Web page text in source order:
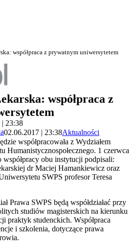
współpraca z prywatnym uniwersytetem
współpraca z
| 23:38
02.06.2017 | 23:38Aktualności
współpracowała z Wydziałem
Humanistycznospołecznego. 1 czerwca
obu instytucji podpisali:
dr Maciej Hamankiewicz oraz
SWPS profesor Teresa
Prawa SWPS będą współdziałać przy
studiów magisterskich na kierunku
praktyk studenckich. Współpraca
i szkolenia, dotyczące prawa